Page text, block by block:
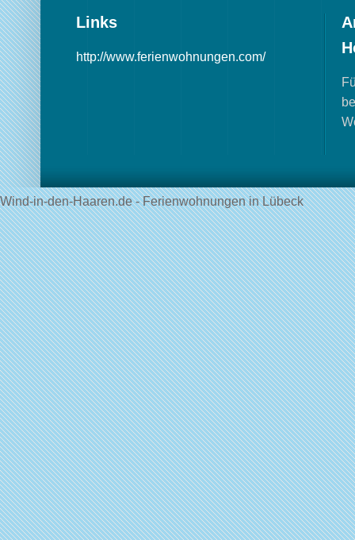
Links
http://www.ferienwohnungen.com/
Wind-in-den-Haaren.de - Ferienwohnungen in Lübeck